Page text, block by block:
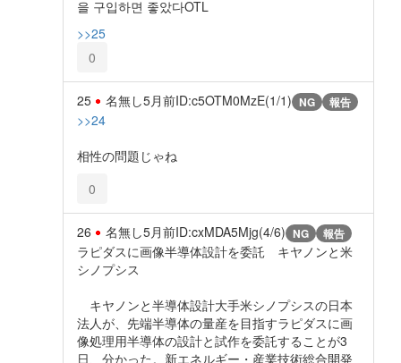
을 구입하면 좋았다OTL
>>25
0
25 名無し5月前ID:c5OTM0MzE(1/1) NG 報告
>>24
相性の問題じゃね
0
26 名無し5月前ID:cxMDA5Mjg(4/6) NG 報告
ラピダスに画像半導体設計を委託 キヤノンと米
シノプシス
キヤノンと半導体設計大手米シノプシスの日本
法人が、先端半導体の量産を目指すラピダスに画
像処理用半導体の設計と試作を委託することが3
日、分かった。新エネルギー・産業技術総合開発